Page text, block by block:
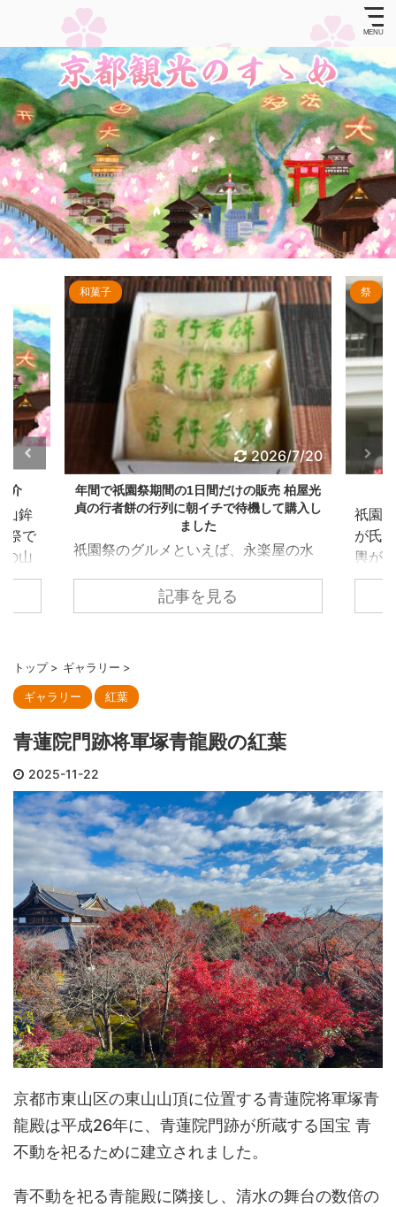
7/25
介
山鉾
祭で
山
は
年
山
達人
い
壊そ
を山
和菓子
2026/7/20
年間で祇園祭期間の1日間だけの販売 柏屋光
貞の行者餅の行列に朝イチで待機して購入し
ました
祇園祭のグルメといえば、永楽屋の水
まん、亀屋良長の烏羽玉氷など、祇園
祭期間に合わせた限定グルメが数多く
く、地元民に聞いてもあまり知られて
いないにも関わらず、開店前には数百
り、販売が年間で祇園祭の宵山7/16の
は1806年に疫病が流行した際、当店当
主が大峰山（奈良県）で修行中に霊夢
を受けて作り、現在は後祭の山鉾巡行
に参加する役行者山に供 ...
記事を見る
祭
祇園
が氏
輿が
を先
東御
あり
トップ > ギャラリー >
ギャラリー 紅葉
青蓮院門跡将軍塚青龍殿の紅葉
2025-11-22
京都市東山区の東山山頂に位置する青蓮院将軍塚青
龍殿は平成26年に、青蓮院門跡が所蔵する国宝 青
不動を祀るために建立されました。
青不動を祀る青龍殿に隣接し、清水の舞台の数倍の